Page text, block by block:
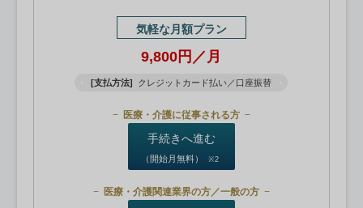
気軽な月額プラン
9,800円／月
[支払方法] クレジットカード払い／口座振替
医療・介護に従事される方
手続きへ進む
（開始月無料） ※2
医療・介護関連業界の方／一般の方